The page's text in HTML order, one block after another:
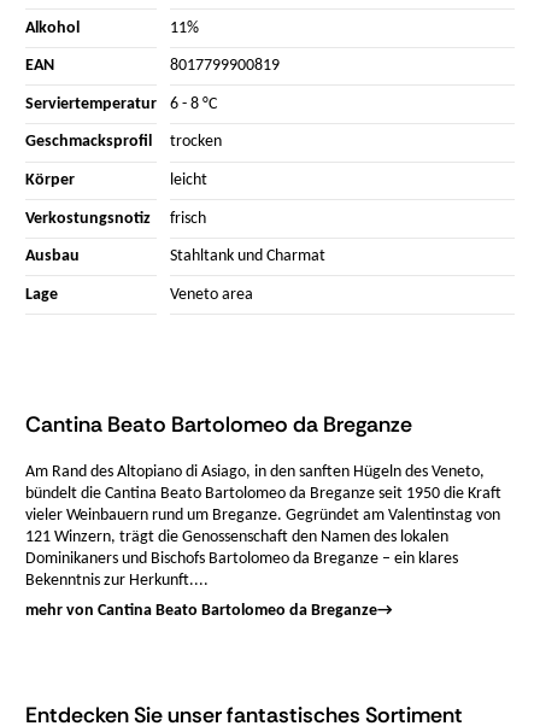
Alkohol 11%
EAN 8017799900819
Serviertemperatur 6 - 8 °C
Geschmacksprofil trocken
Körper leicht
Verkostungsnotiz frisch
Ausbau Stahltank und Charmat
Lage Veneto area
Cantina Beato Bartolomeo da Breganze
Am Rand des Altopiano di Asiago, in den sanften Hügeln des Veneto,
bündelt die Cantina Beato Bartolomeo da Breganze seit 1950 die Kraft
vieler Weinbauern rund um Breganze. Gegründet am Valentinstag von
121 Winzern, trägt die Genossenschaft den Namen des lokalen
Dominikaners und Bischofs Bartolomeo da Breganze – ein klares
Bekenntnis zur Herkunft....
mehr von Cantina Beato Bartolomeo da Breganze→
Entdecken Sie unser fantastisches Sortiment